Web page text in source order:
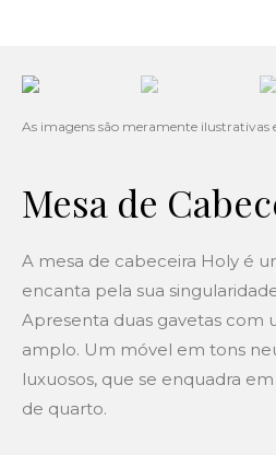
Mesa de
A mesa de cabeceira Holy é
encanta pela sua
Apresenta duas gavetas com
amplo. Um móvel em tons
luxuosos, que se enquadra
de quarto.